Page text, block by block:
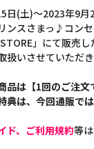
日(土)～2023年9
ンスさまっ♪コン
STORE」にて販売し
扱いさせていただき
は【1回のご注文
は、今回通販では
ド、ご利用規約等